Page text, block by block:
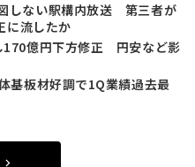
図しない駅構内放送 第三者が
に流したか
170億円下方修正 円安など影
基板材好調で1Q業績過去最